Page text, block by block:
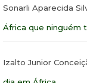
Sonarli Aparecida
África que ninguém
Izalto Junior